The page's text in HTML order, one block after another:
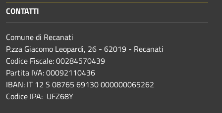
CONTATTI
Comune di Recanati
P.zza Giacomo Leopardi, 26 - 62019 - Recanati
Codice Fiscale: 00284570439
Partita IVA: 00092110436
IBAN: IT 12 S 08765 69130 000000065262
Codice IPA: UFZ68Y